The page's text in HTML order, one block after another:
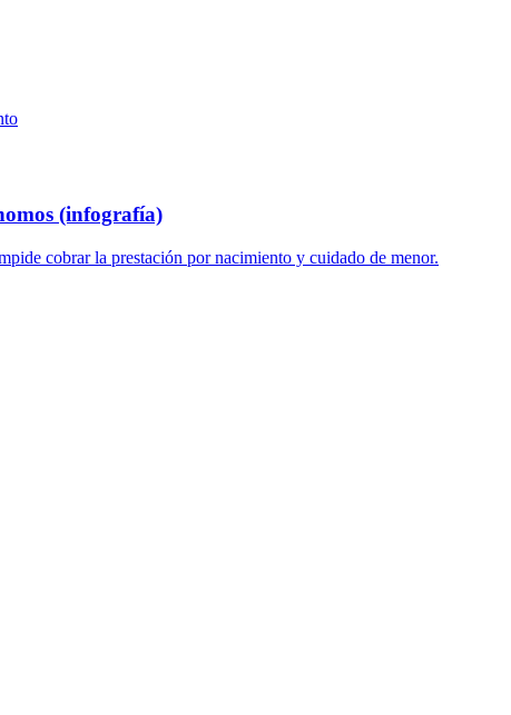
(infografía)
cobrar la prestación por nacimiento y cuidado de menor.